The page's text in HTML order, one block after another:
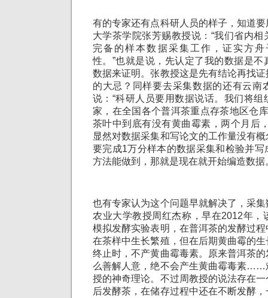
有的专家还有点科研人员的样子，知道
大学茶学院张芳赐教授说：“我们省内
完备的样本数据采集工作，证实方
性。”也就是说，先认定了我的数据是
数据来证明。张教授这是先有结论再找
的大忌？同样要去采集数据的还有云南
说：“科研人员要用数据说话。我们将
家，在全国各个普洱茶重点存茶地区仓
茶叶中到底有没有黄曲霉素，两个月后
显然对数据采集和写论文的工作量没有
要完成1万分样本的数据采集和检验并
方法能做到，那就是现在就开始编造数据
也有专家认为这个问题早就解决了，采
农业大学教授周红杰称，早在2012年，
模拟发酵实验表明，在普洱茶的发酵过
在茶样中生长繁殖，但在后期黄曲霉的
终止时，不产黄曲霉毒素。原来普洱茶
么善解人意，绝不会产生黄曲霉毒素……
授的神奇理论。不过周教授的说法存在
后发酵茶，在储存过程中还在不断发酵